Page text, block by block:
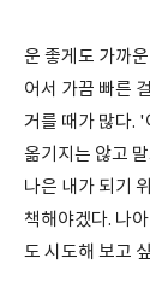
운 좋게도 가까
어서 가끔 빠른
거를 때가 많다.
옮기지는 않고
나은 내가 되기
책해야겠다. 나
도 시도해 보고